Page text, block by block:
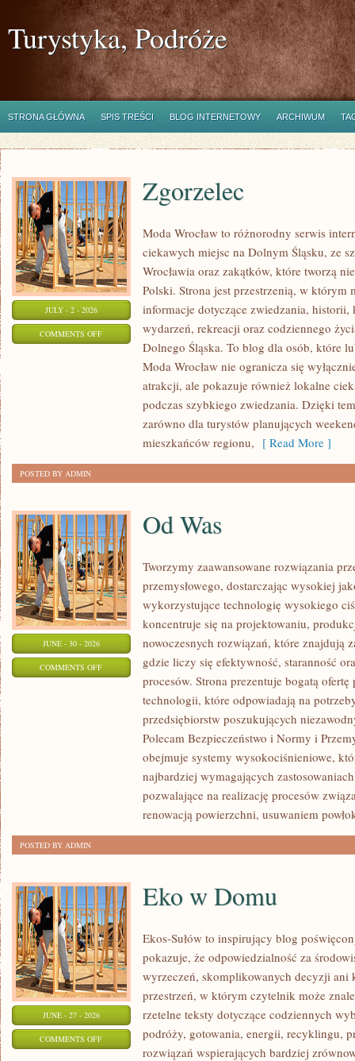
Turystyka, Podróże
STRONA GŁÓWNA SPIS TREŚCI BLOG INTERNETOWY ARCHIWUM
JULY - 2 - 2026
COMMENTS OFFON
ZGORZELEC
Zgorzelec
Moda Wrocław to różnorodny serwis
ciekawych miejsc na Dolnym Śląsku, ze
Wrocławia oraz zakątków, które tworzą
Polski. Strona jest przestrzenią, w którym
informacje dotyczące zwiedzania,
wydarzeń, rekreacji oraz codziennego
Dolnego Śląska. To blog dla osób, które
Moda Wrocław nie ogranicza się
atrakcji, ale pokazuje również lokalne
podczas szybkiego zwiedzania. Dzięki
zarówno dla turystów planujących
mieszkańców regionu, [ Read More ]
POSTED BY ADMIN
JUNE - 30 - 2026
COMMENTS OFFON
Od Was
Tworzymy zaawansowane rozwiązania
przemysłowego, dostarczając wysokiej
wykorzystujące technologię wysokiego
koncentruje się na projektowaniu,
nowoczesnych rozwiązań, które znajdują
gdzie liczy się efektywność, staranność
procesów. Strona prezentuje bogatą ofertę
technologii, które odpowiadają na
przedsiębiorstw poszukujących
Polecam Bezpieczeństwo i Normy i
obejmuje systemy wysokociśnieniowe,
najbardziej wymagających
pozwalające na realizację procesów
renowacją powierzchni, usuwaniem
POSTED BY ADMIN
JUNE - 27 - 2026
COMMENTS OFFON
Eko w Domu
Ekos-Sułów to inspirujący blog
pokazuje, że odpowiedzialność za
wyrzeczeń, skomplikowanych decyzji ani
przestrzeń, w którym czytelnik może
rzetelne teksty dotyczące codziennych
podróży, gotowania, energii, recyklingu,
rozwiązań wspierających bardziej